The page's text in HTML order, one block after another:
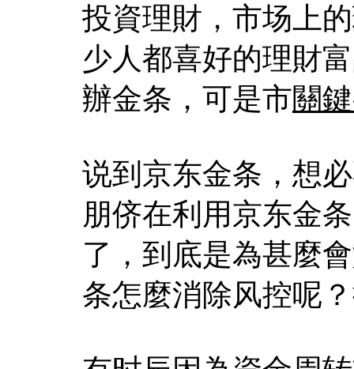
投資理財，市场上
少人都喜好的理財
辦金条，可是市關
说到京东金条，想
朋侪在利用京东金
了，到底是為甚麼
条怎麼消除风控呢